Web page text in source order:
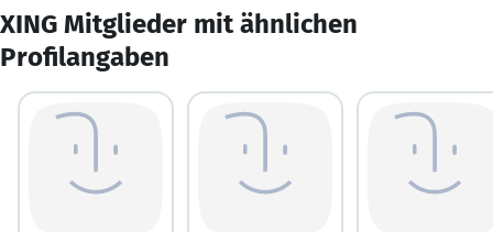
XING Mitglieder mit ähnlichen
Profilangaben